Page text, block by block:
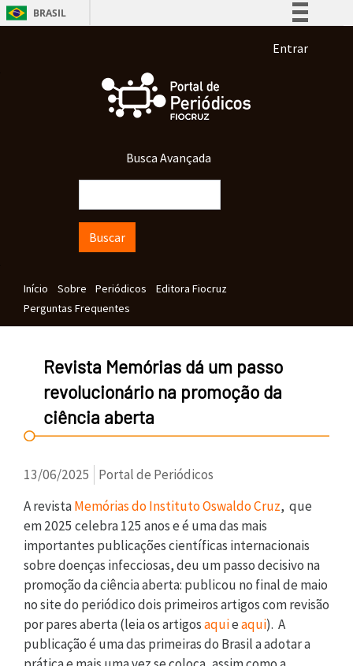
Pular para o conteúdo principal
BRASIL
Participe
Acesso à informação
Menu de
Entrar
Busca Avançada
Navegação principal
Início Sobre Periódicos
Editora Fiocruz
Perguntas Frequentes
Revista Memórias dá um passo
revolucionário na promoção da
ciência aberta
13/06/2025
Portal de Periódicos
A revistaMemórias do Instituto Oswaldo Cruz, que
em 2025 celebra 125 anos e é uma das mais
importantes publicações científicas internacionais
sobre doenças infecciosas, deu um passo decisivo na
promoção da ciência aberta: publicou no final de maio
no site do periódico dois primeiros artigos com revisão
por pares aberta (leia os artigosaquieaqui). A
publicação é uma das primeiras do Brasil a adotar a